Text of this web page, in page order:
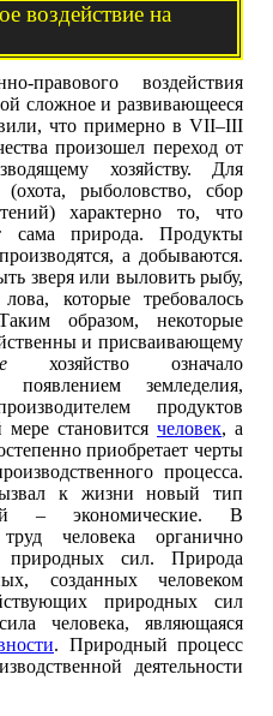
воздействие на
правового воздействия
сложное и развивающееся
что примерно в VII–III
произошел переход от
хозяйству. Для
(охота, рыболовство, сбор
характерно то, что
сама природа. Продукты
а добываются.
зверя или выловить рыбу,
которые требовалось
образом, некоторые
и присваивающему
хозяйство означало
земледелия,
продуктов
становится человек, а
приобретает черты
процесса.
к жизни новый тип
– экономические. В
человека органично
природных сил. Природа
созданных человеком
природных сил
человека, являющаяся
. Природный процесс
деятельности